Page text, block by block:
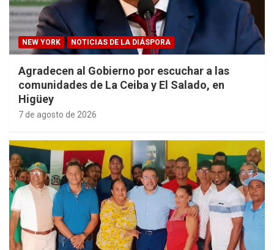
NEW YORK NOTICIAS DE LA DIÁSPORA
Agradecen al Gobierno por escuchar a las
comunidades de La Ceiba y El Salado, en
Higüey
7 de agosto de 2026